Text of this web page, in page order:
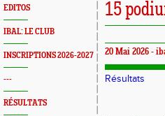
EDITOS
IBAL: LE CLUB
INSCRIPTIONS 2026-2027
---
RÉSULTATS
15
20 Mai 2026 -
Résultats